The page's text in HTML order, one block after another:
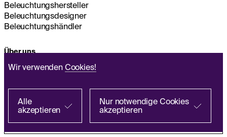
Bei einem Partner suchen
Wir verwenden Cookies!
Alle
akzeptieren
Nur notwendige Cookies
akzeptieren
Beleuchtungshersteller
Beleuchtungsdesigner
Beleuchtungshändler
Über uns
Hauptsitz
Daten
Allgemeine Geschäftsbedingungen